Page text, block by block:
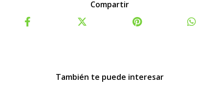
Compartir
También te puede interesar